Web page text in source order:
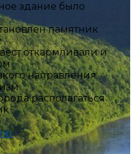
здание было
памятник
откармливали и
направления
располагаться